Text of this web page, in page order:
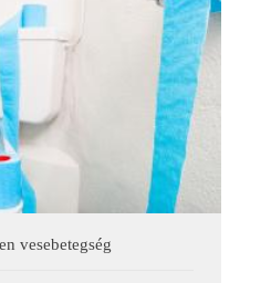
vesebetegség